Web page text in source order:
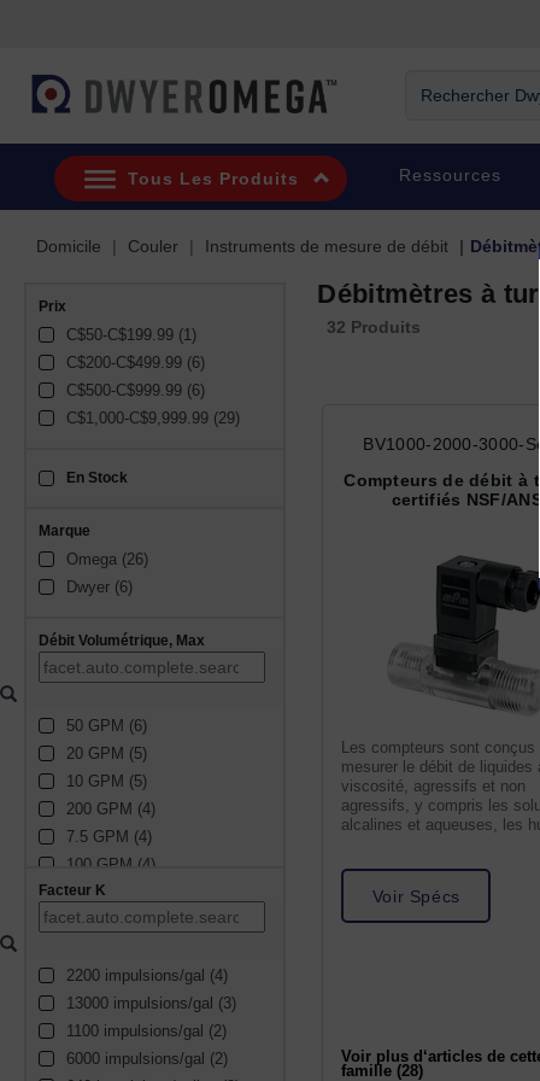
Tous Les Produits Ressources
Domicile Couler Instruments de mesure de débit
Prix
C$50-C$199.99 (1)
C$200-C$499.99 (6)
C$500-C$999.99 (6)
C$1,000-C$9,999.99 (29)
En Stock
sku_availability_ca
Marque
Omega (26)
Dwyer (6)
Débit Volumétrique, Max
50 GPM (6)
20 GPM (5)
10 GPM (5)
200 GPM (4)
7.5 GPM (4)
100 GPM (4)
400 GPM (4)
9.5 GPM (3)
29 GPM (3)
16 GPM (3)
60 GPM (3)
3.5 GPM (3)
Facteur K
2200 impulsions/gal (4)
13000 impulsions/gal (3)
1100 impulsions/gal (2)
6000 impulsions/gal (2)
Débitmètres à
32 Produits
BV1000-2000-3000-
Compteurs de débit à
certifiés NSF/ANSI
Les compteurs sont conçus
mesurer le débit de liquides
viscosité, agressifs et non
agressifs, y compris les
alcalines et aqueuses, les
Voir Spécs
Voir plus d‘articles de
famille (28)